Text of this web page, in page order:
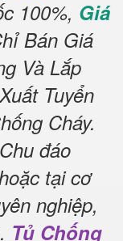
100%, Giá
Bán Giá
Và Lắp
Tuyển
Cháy.
đáo
tại cơ
nghiệp,
Tủ Chống